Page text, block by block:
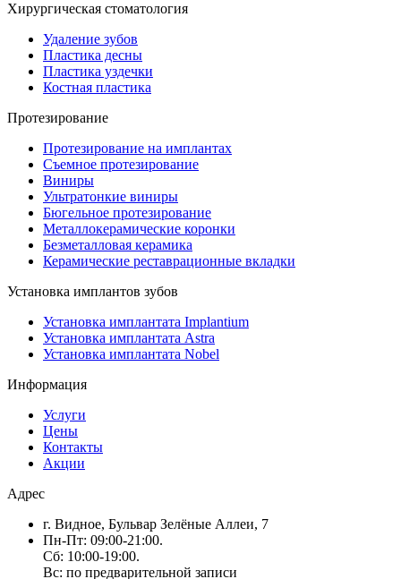
Хирургическая стоматология
Удаление зубов
Пластика десны
Пластика уздечки
Костная пластика
Протезирование
Протезирование на имплантах
Съемное протезирование
Виниры
Ультратонкие виниры
Бюгельное протезирование
Металлокерамические коронки
Безметалловая керамика
Керамические реставрационные вкладки
Установка имплантов зубов
Установка имплантата Implantium
Установка имплантата Astra
Установка имплантата Nobel
Информация
Услуги
Цены
Контакты
Акции
Адрес
г. Видное, Бульвар Зелёные Аллеи, 7
Пн-Пт: 09:00-21:00.
Сб: 10:00-19:00.
Вс: по предварительной записи